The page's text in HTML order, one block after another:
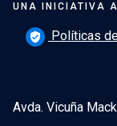
UNA INICIATIVA
verified_user Políticas
Avda. Vicuña